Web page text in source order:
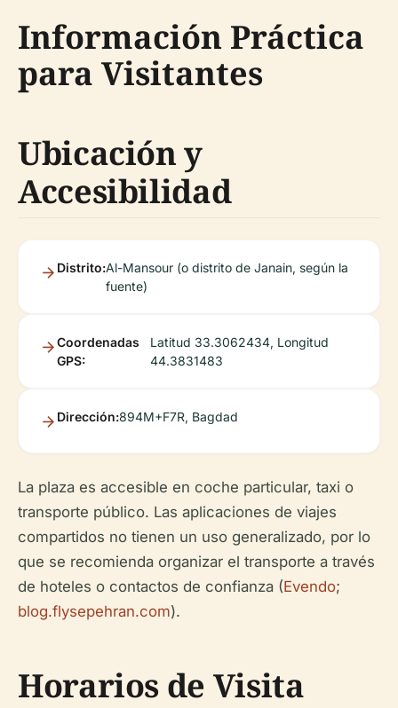
Información Práctica
para Visitantes
Ubicación y
Accesibilidad
Distrito:Al-Mansour (o distrito de Janain, según la
fuente)
Coordenadas
GPS:
Latitud 33.3062434, Longitud
44.3831483
Dirección:894M+F7R, Bagdad
La plaza es accesible en coche particular, taxi o
transporte público. Las aplicaciones de viajes
compartidos no tienen un uso generalizado, por lo
que se recomienda organizar el transporte a través
de hoteles o contactos de confianza (Evendo;
blog.flysepehran.com).
Horarios de Visita